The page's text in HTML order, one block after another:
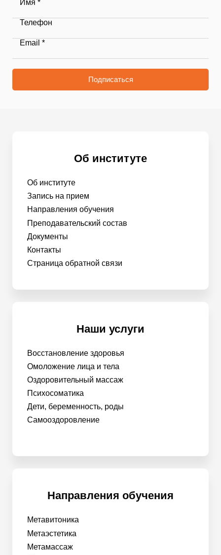
Имя *
Телефон
Email *
Подписаться
Об институте
Об институте
Запись на прием
Направления обучения
Преподавательский состав
Документы
Контакты
Страница обратной связи
Наши услуги
Восстановление здоровья
Омоложение лица и тела
Оздоровительный массаж
Психосоматика
Дети, беременность, роды
Самооздоровление
Направления обучения
Метавитоника
Метаэстетика
Метамассаж